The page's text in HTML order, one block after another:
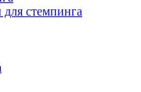
стемпинга